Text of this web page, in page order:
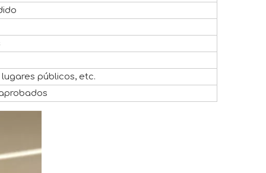
públicos, etc.